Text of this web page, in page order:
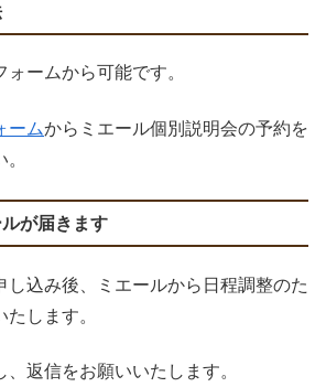
ームから可能です。
ームからミエール個別説明会の予約を
が届きます
し込み後、ミエールから日程調整のた
します。
、返信をお願いいたします。